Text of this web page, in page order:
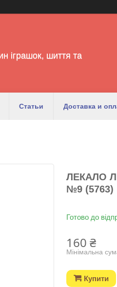
іграшок, шиття та
Статьи Доставка и
ЛЕКАЛО
№9 (5763)
Готово до
160 ₴
Мінімальна
Купити